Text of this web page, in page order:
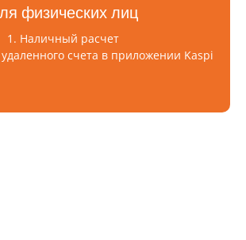
физических лиц
1. Наличный расчет
счета в приложении Kaspi